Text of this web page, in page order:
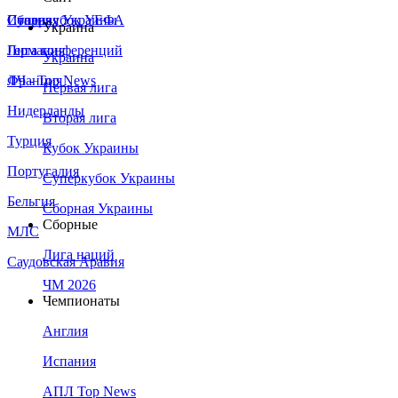
Сборная Украины
Италия
Германия
Франция
Нидерланды
Турция
Португалия
Бельгия
МЛС
Саудовская Аравия
Суперкубок УЕФА
Лига конференций
ЛЧ - Top News
Украина
Украина
Первая лига
Вторая лига
Кубок Украины
Суперкубок Украины
Сборная Украины
Сборные
Лига наций
ЧМ 2026
Чемпионаты
Англия
Испания
АПЛ Top News